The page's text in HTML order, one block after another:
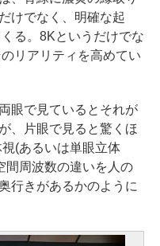
けでなく、明確な起
る。8Kというだけでな
リアリティを高めてい
眼で見ているとそれが
、片眼で見ると驚くほ
(あるいは単眼立体
間周波数の違いを人の
行きがあるかのように